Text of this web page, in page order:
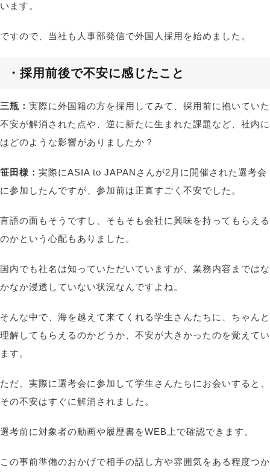
います。
ですので、当社も人事部発信で外国人採用を始めました。
・採用前後で不安に感じたこと
三瓶： 実際に外国籍の方を採用してみて、採用前に抱いていた
不安が解消された点や、逆に新たに生まれた課題など、社内に
はどのような影響がありましたか？
笹田様： 実際にASIA to JAPANさんが2月に開催された選考会
に参加したんですが、参加前は正直すごく不安でした。
言語の面もそうですし、そもそも会社に興味を持ってもらえる
のかという心配もありました。
国内でも社名は知っていただいていますが、業務内容まではな
かなか浸透していない状況なんですよね。
そんな中で、海を越えて来てくれる学生さんたちに、ちゃんと
理解してもらえるのかどうか、不安が大きかったのを覚えてい
ます。
ただ、実際に選考会に参加して学生さんたちにお会いすると、
その不安はすぐに解消されました。
選考前に対象者の動画や履歴書をWEB上で確認できます。
この事前準備のおかげで相手の話し方や雰囲気をある程度つか